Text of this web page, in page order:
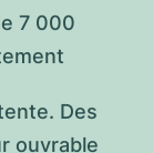
7 000
Des
ouvrable